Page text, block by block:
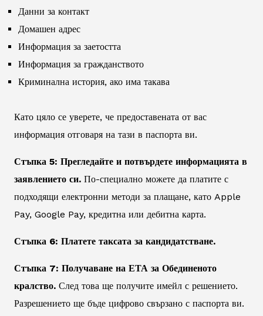
Данни за контакт
Домашен адрес
Информация за заетостта
Информация за гражданството
Криминална история, ако има такава
Като цяло се уверете, че предоставената от вас
информация отговаря на тази в паспорта ви.
Стъпка 5: Прегледайте и потвърдете информацията в
заявлението си. По-специално можете да платите с
подходящи електронни методи за плащане, като Apple
Pay, Google Pay, кредитна или дебитна карта.
Стъпка 6: Платете таксата за кандидатстване.
Стъпка 7: Получаване на ЕТА за Обединеното
кралство. След това ще получите имейл с решението.
Разрешението ще бъде цифрово свързано с паспорта ви.